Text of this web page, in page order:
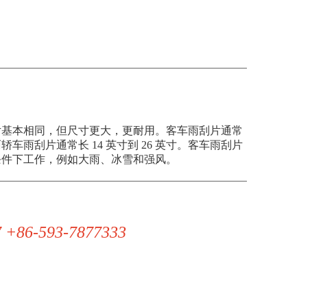
本相同，但尺寸更大，更耐用。客车雨刮片通常
车雨刮片通常长 14 英寸到 26 英寸。客车雨刮片
下工作，例如大雨、冰雪和强风。
+86-593-7877333